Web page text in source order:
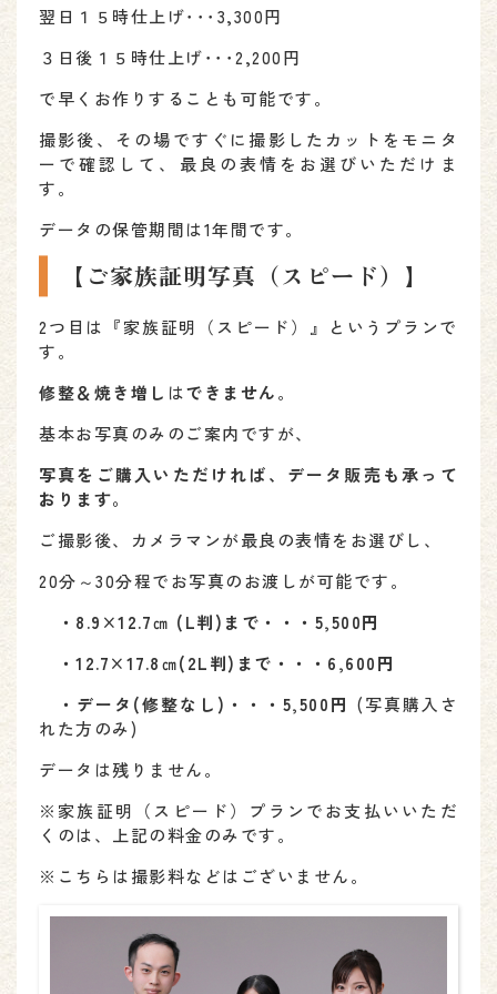
翌日１５時仕上げ･･･3,300円
３日後１５時仕上げ･･･2,200円
で早くお作りすることも可能です。
撮影後、その場ですぐに撮影したカットをモニタ
ーで確認して、最良の表情をお選びいただけま
す。
データの保管期間は1年間です。
【ご家族証明写真（スピード）】
2つ目は『家族証明（スピード）』というプランで
す。
修整＆焼き増し はできません。
基本お写真のみのご案内ですが、
写真をご購入いただければ、データ販売も承って
おります。
ご撮影後、カメラマンが最良の表情をお選びし、
20分～30分程でお写真のお渡しが可能です。
・8.9×12.7㎝ (L判)まで・・・5,500円
・12.7×17.8㎝(2L判)まで・・・6,600円
・データ(修整なし)・・・5,500円 (写真購入さ
れた方のみ)
データは残りません。
※家族証明（スピード）プランでお支払いいただ
くのは、上記の料金のみです。
※こちらは撮影料などはございません。